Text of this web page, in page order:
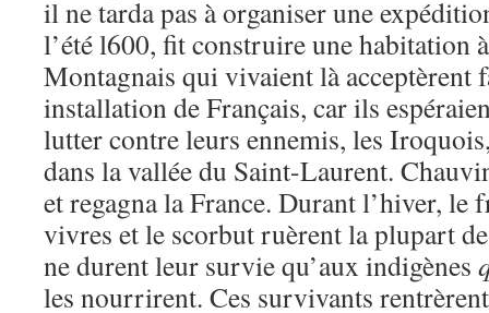
il ne tarda pas à organiser une
l’été l600, fit construire une habitation
Montagnais qui vivaient là acceptèrent
installation de Français, car ils
lutter contre leurs ennemis, les
dans la vallée du Saint-Laurent.
et regagna la France. Durant l’hiver, le
vivres et le scorbut ruèrent la plupart
ne durent leur survie qu’aux indigènes
les nourrirent. Ces survivants